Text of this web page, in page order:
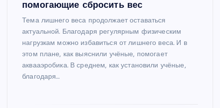
помогающие сбросить вес
Тема лишнего веса продолжает оставаться
актуальной. Благодаря регулярным физическим
нагрузкам можно избавиться от лишнего веса. И в
этом плане, как выяснили учёные, помогает
аквааэробика. В среднем, как установили учёные,
благодаря…